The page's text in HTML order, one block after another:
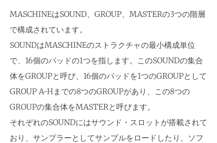
MASCHINEはSOUND、GROUP、MASTERの3つの階層
で構成されています。
SOUNDはMASCHINEのストラクチャの最小構成単位
で、16個のパッドの1つを指します。このSOUNDの集合
体をGROUPと呼び、16個のパッドを1つのGROUPとして
GROUP A-Hまでの8つのGROUPがあり、この8つの
GROUPの集合体をMASTERと呼びます。
それぞれのSOUNDにはサウンド・スロットが搭載されて
おり、サンプラーとしてサンプルをロードしたり、ソフ